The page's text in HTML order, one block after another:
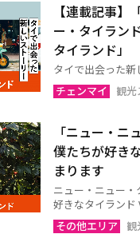
【連載記事】
ー・タイラン
タイランド」
タイで出会った新
チェンマイ
観光
「ニュー・ニ
僕たちが好き
まります
ニュー・ニュー
好きなタイランド
その他エリア
観